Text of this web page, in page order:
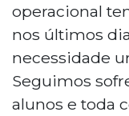
operacional
nos últimos
necessidade
Seguimos
alunos e toda